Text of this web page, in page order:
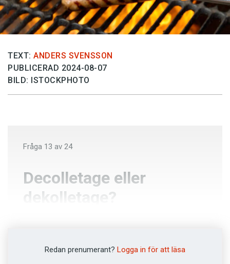
TEXT: ANDERS SVENSSON
PUBLICERAD 2024-08-07
BILD: ISTOCKPHOTO
Fråga 13 av 24
Decolletage eller
dekolletage?
Dekolletage
Redan prenumerant? Logga in för att läsa